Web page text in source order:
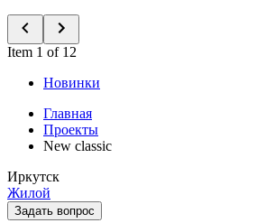
Item 1 of 12
Новинки
Главная
Проекты
New classic
Иркутск
Жилой
Задать вопрос